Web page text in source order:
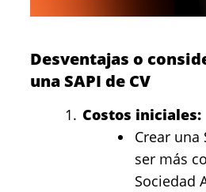
Desventajas o
una SAPI de CV
Costos iniciales:
Crear una
ser más
Sociedad